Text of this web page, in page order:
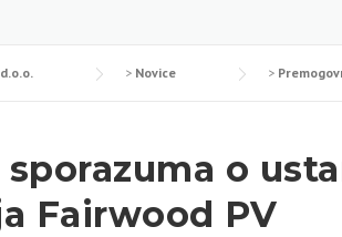
> Novice >
sporazuma o
Fairwood PV